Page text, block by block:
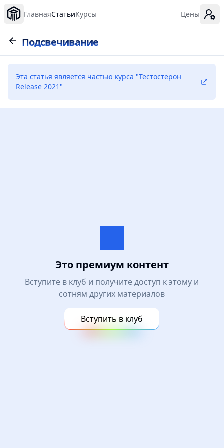
ГлавнаяСтатьиКурсы Цены
Подсвечивание
Эта статья является частью курса "Тестостерон
Release 2021 "
Это премиум контент
Вступите в клуб и получите доступ к этому и
сотням других материалов
Вступить в клуб